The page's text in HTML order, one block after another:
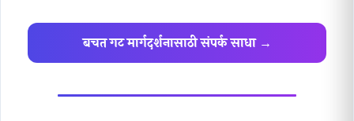
बचत गट मार्गदर्शनासाठी संपर्क साधा →